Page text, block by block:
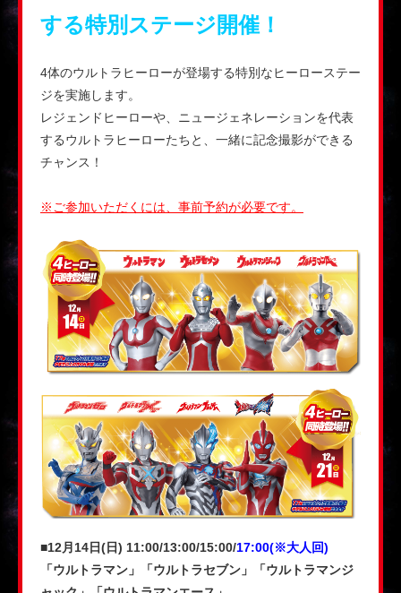
する特別ステージ開催！
4体のウルトラヒーローが登場する特別なヒーローステー
ジを実施します。
レジェンドヒーローや、ニュージェネレーションを代表
するウルトラヒーローたちと、一緒に記念撮影ができる
チャンス！
※ご参加いただくには、事前予約が必要です。
■12月14日(日) 11:00/13:00/15:00/17:00(※大人回)
「ウルトラマン」「ウルトラセブン」「ウルトラマンジ